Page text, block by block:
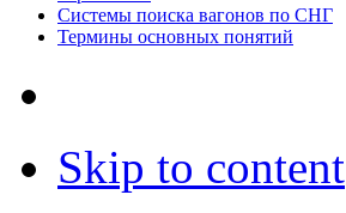
Системы поиска вагонов по СНГ
Термины основных понятий
Skip to content